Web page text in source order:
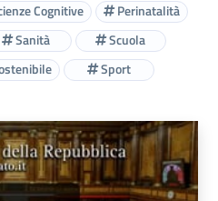
Cognitive
Perinatalità
Sanità
Scuola
Sport